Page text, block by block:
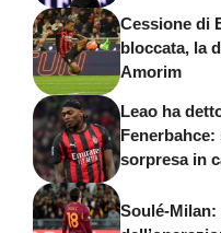
Cessione di
bloccata, la
Amorim
Leao ha
Fenerbahce:
sorpresa in
Soulé-